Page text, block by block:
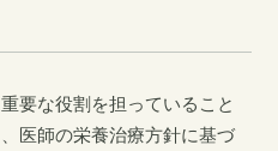
要な役割を担っていること
医師の栄養治療方針に基づ